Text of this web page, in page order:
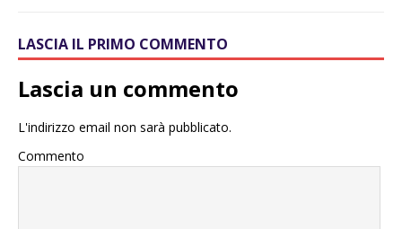
LASCIA IL PRIMO COMMENTO
Lascia un commento
L'indirizzo email non sarà pubblicato.
Commento